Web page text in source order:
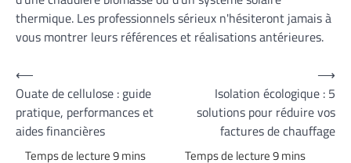
thermique. Les professionnels sérieux n'hésiteront jamais à
vous montrer leurs références et réalisations antérieures.
Navigation
de
l’article
⟵
Ouate de cellulose : guide
pratique, performances et
aides financières
Isolation écologique : 5
solutions pour réduire vos
factures de chauffage
⟶